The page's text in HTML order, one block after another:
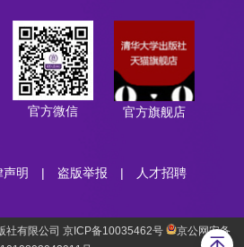
官方微信 官方旗舰店
声明 | 盗版举报 | 人才招聘
社有限公司 京ICP备10035462号
京公网安备